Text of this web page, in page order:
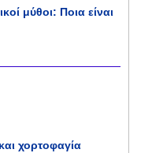
μύθοι: Ποια είναι
χορτοφαγία